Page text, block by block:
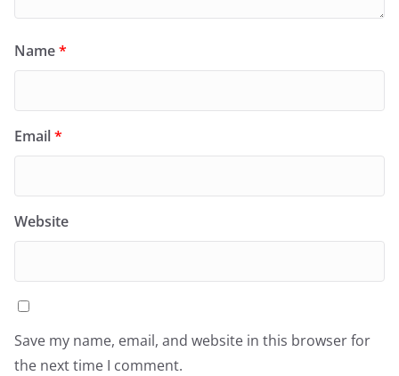
Name*
Email*
Website
Save my name, email, and website in this browser for
the next time I comment.